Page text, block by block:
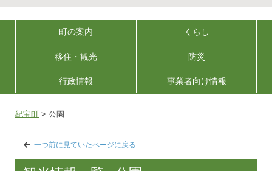
町の案内 くらし
移住・観光 防災
行政情報 事業者向け情報
紀宝町 > 公園
一つ前に見ていたページに戻る